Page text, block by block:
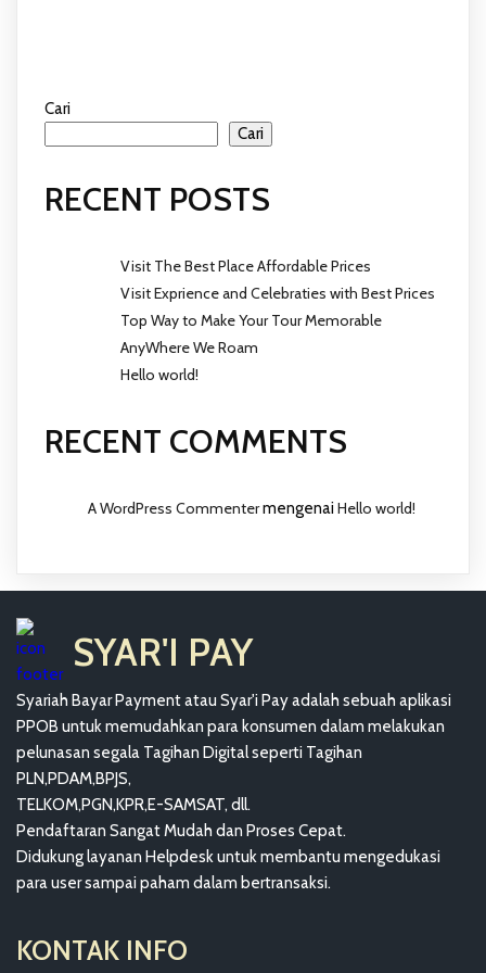
Cari
Cari
RECENT POSTS
Visit The Best Place Affordable Prices
Visit Exprience and Celebraties with Best Prices
Top Way to Make Your Tour Memorable
AnyWhere We Roam
Hello world!
RECENT COMMENTS
A WordPress Commentermengenai Hello world!
SYAR'I PAY
Syariah Bayar Payment atau Syar'i Pay adalah sebuah aplikasi
PPOB untuk memudahkan para konsumen dalam melakukan
pelunasan segala Tagihan Digital seperti Tagihan
PLN,PDAM,BPJS,
TELKOM,PGN,KPR,E-SAMSAT, dll.
Pendaftaran Sangat Mudah dan Proses Cepat.
Didukung layanan Helpdesk untuk membantu mengedukasi
para user sampai paham dalam bertransaksi.
KONTAK INFO